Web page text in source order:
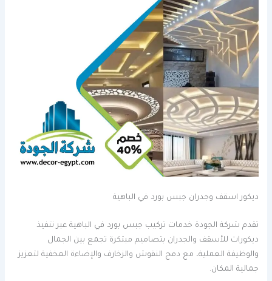
ديكور اسقف وجدران جبس بورد في الباهية
تقدم شركة الجودة خدمات تركيب جبس بورد في الباهية عبر تنفيذ
ديكورات للأسقف والجدران بتصاميم مبتكرة تجمع بين الجمال
والوظيفة العملية، مع دمج النقوش والزخارف والإضاءة المخفية لتعزيز
جمالية المكان.